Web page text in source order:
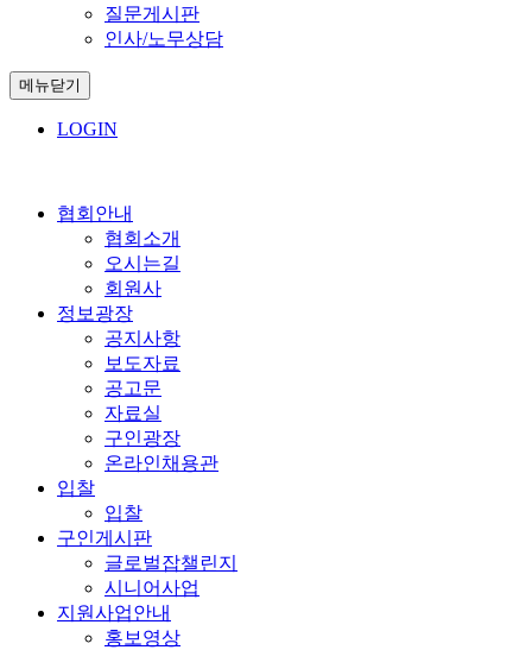
질문게시판
인사/노무상담
메뉴닫기
LOGIN
협회안내
협회소개
오시는길
회원사
정보광장
공지사항
보도자료
공고문
자료실
구인광장
온라인채용관
입찰
입찰
구인게시판
글로벌잡챌린지
시니어사업
지원사업안내
홍보영상